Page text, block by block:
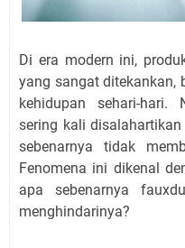
Di era modern ini,
yang sangat ditekankan,
kehidupan sehari-hari.
sering kali
sebenarnya tidak
Fenomena ini dikenal
apa sebenarnya
menghindarinya?